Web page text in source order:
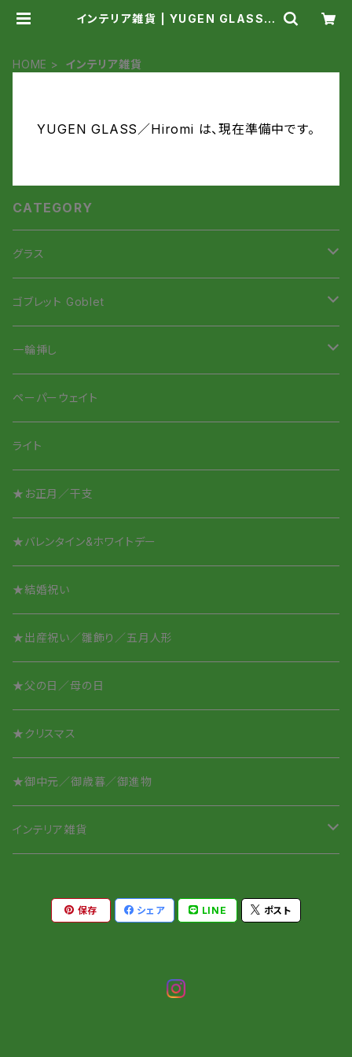
インテリア雑貨 | YUGEN GLASS／
HOME インテリア雑貨
YUGEN GLASS／Hiromi は、現在準備中です。
CATEGORY
グラス
虹色Smile Glass
虹色Smileタンブラー
Smile Glass タンブラー
Smile Glass／取って付き
アニマルシリーズ
酒盃／ぐいのみ
オリジナル名入れ
ゴブレット Goblet
招き猫ゴブレット
一輪挿し
Smileちゃんシリーズ
アニマルシリーズ
ペーパーウェイト
ライト
★お正月／干支
★バレンタイン&ホワイトデー
★結婚祝い
★出産祝い／雛飾り／五月人形
★父の日／母の日
★クリスマス
★御中元／御歳暮／御進物
インテリア雑貨
針山／ピンクッション
保存 シェア LINE ポスト